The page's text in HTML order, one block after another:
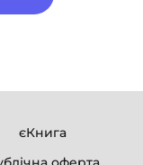
єКнига